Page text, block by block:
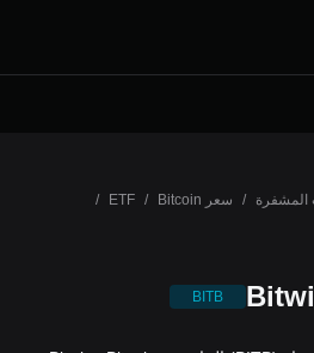
المشفرة / سعر Bitcoin /
ETF
/
BITB